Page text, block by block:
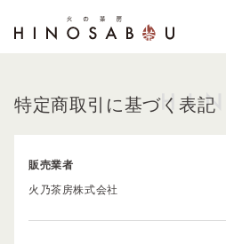
特定商取引に基づく表記
販売業者
火乃茶房株式会社